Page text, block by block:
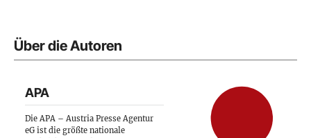
Über die Autoren
APA
Die APA – Austria Presse Agentur
eG ist die größte nationale